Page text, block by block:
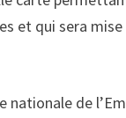
et qui sera
nationale de